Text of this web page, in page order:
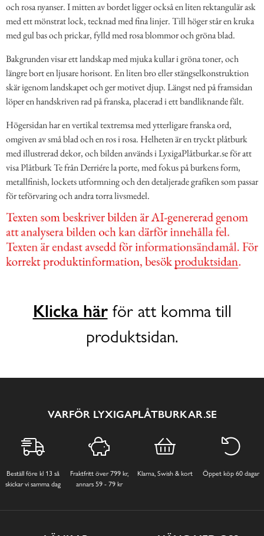
och rosa nyanser. I mitten av bordet ligger också en liten rektangulär ask
med ett mönstrat lock, tecknad med fina linjer. Till höger står en kruka
med gul bas och prickar, fylld med rosa blommor och gröna blad.
Bakgrunden visar ett landskap med mjuka kullar i gröna toner, och
längre bort en ljusare horisont. En liten bro eller stängselkonstruktion
skär igenom landskapet och ger motivet djup. Längst ned på framsidan
löper en handskriven rad på franska, placerad i ett bandliknande fält.
Högersidan har en vertikal textremsa med ytterligare franska ord,
omgiven av små blad och en ros i rosa. Helheten är en tryckt plåtburk
med illustrerad dekor, och bilden används i LyxigaPlåtburkar.se för att
visa Plåtburk Te från Derriére la porte, med fokus på burkens form,
metallfinish, lockets utformning och den detaljerade grafiken som passar
för teförvaring och andra torra livsmedel.
Klicka härför att komma till
produktsidan.
VARFÖR LYXIGAPLÅTBURKAR.SE
Beställ före kl 13 så
skickar vi samma dag
Fraktfritt över 799 kr,
annars 59 - 79 kr
Klarna, Swish & kort Öppet köp 60 dagar